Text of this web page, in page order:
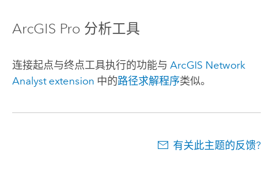
ArcGIS Pro 分析工具
连接起点与终点工具执行的功能与 ArcGIS Network
Analyst extension 中的路径求解程序类似。
有关此主题的反馈?